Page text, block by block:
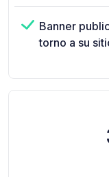
Banner
torno a su